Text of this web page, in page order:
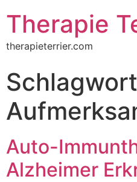
Therapie
therapieterrier.com
Auto-
Alzheimer